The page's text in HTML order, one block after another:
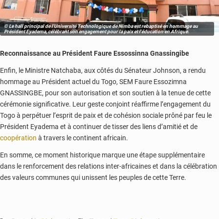
© Le hall principal de l'Université Technologique de Nimba est rebaptisé en hommage au
Président Eyadema, célébrant son engagement pour la paix et l'éducation en Afrique.
Reconnaissance au Président Faure Essossinna Gnassingibe
Enfin, le Ministre Natchaba, aux côtés du Sénateur Johnson, a rendu
hommage au Président actuel du Togo, SEM Faure Essozimna
GNASSINGBE, pour son autorisation et son soutien à la tenue de cette
cérémonie significative. Leur geste conjoint réaffirme l’engagement du
Togo à perpétuer l’esprit de paix et de cohésion sociale prôné par feu le
Président Eyadema et à continuer de tisser des liens d’amitié et de
coopération à travers le continent africain.
En somme, ce moment historique marque une étape supplémentaire
dans le renforcement des relations inter-africaines et dans la célébration
des valeurs communes qui unissent les peuples de cette Terre.